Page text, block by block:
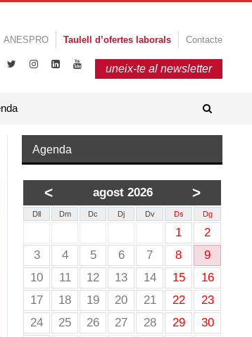
ANESPRO Taulell d’ofertes laborals Contacte
uneix-te al newsletter
Agenda
< agost 2026 >
Dll Dm Dc Dj Dv Ds Dg
1
2
3
4 5 6 7 8
9
10
11 12 13 14 15
16
17
18 19 20 21 22
23
24
25 26 27 28 29
30